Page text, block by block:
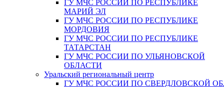
ГУ МЧС РОССИИ ПО РЕСПУБЛИКЕ
МАРИЙ ЭЛ
ГУ МЧС РОССИИ ПО РЕСПУБЛИКЕ
МОРДОВИЯ
ГУ МЧС РОССИИ ПО РЕСПУБЛИКЕ
ТАТАРСТАН
ГУ МЧС РОССИИ ПО УЛЬЯНОВСКОЙ
ОБЛАСТИ
Уральский региональный центр
ГУ МЧС РОССИИ ПО СВЕРДЛОВСКОЙ